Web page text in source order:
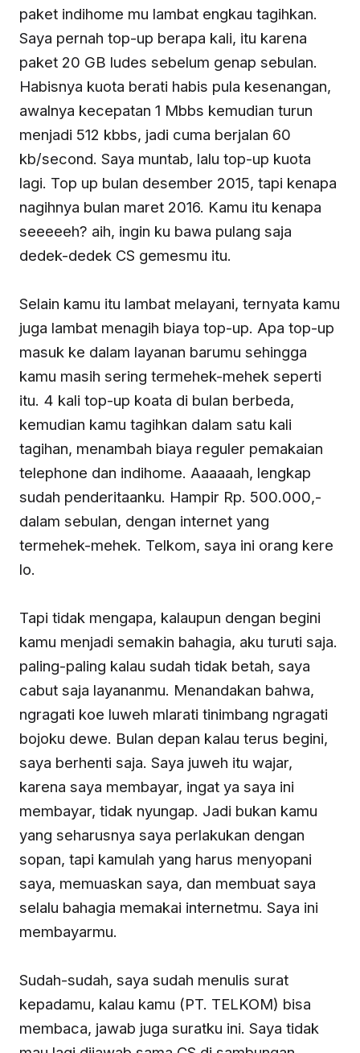
paket indihome mu lambat engkau tagihkan.
Saya pernah top-up berapa kali, itu karena
paket 20 GB ludes sebelum genap sebulan.
Habisnya kuota berati habis pula kesenangan,
awalnya kecepatan 1 Mbbs kemudian turun
menjadi 512 kbbs, jadi cuma berjalan 60
kb/second. Saya muntab, lalu top-up kuota
lagi. Top up bulan desember 2015, tapi kenapa
nagihnya bulan maret 2016. Kamu itu kenapa
seeeeeh? aih, ingin ku bawa pulang saja
dedek-dedek CS gemesmu itu.
Selain kamu itu lambat melayani, ternyata kamu
juga lambat menagih biaya top-up. Apa top-up
masuk ke dalam layanan barumu sehingga
kamu masih sering termehek-mehek seperti
itu. 4 kali top-up koata di bulan berbeda,
kemudian kamu tagihkan dalam satu kali
tagihan, menambah biaya reguler pemakaian
telephone dan indihome. Aaaaaah, lengkap
sudah penderitaanku. Hampir Rp. 500.000,-
dalam sebulan, dengan internet yang
termehek-mehek. Telkom, saya ini orang kere
lo.
Tapi tidak mengapa, kalaupun dengan begini
kamu menjadi semakin bahagia, aku turuti saja.
paling-paling kalau sudah tidak betah, saya
cabut saja layananmu. Menandakan bahwa,
ngragati koe luweh mlarati tinimbang ngragati
bojoku dewe. Bulan depan kalau terus begini,
saya berhenti saja. Saya juweh itu wajar,
karena saya membayar, ingat ya saya ini
membayar, tidak nyungap. Jadi bukan kamu
yang seharusnya saya perlakukan dengan
sopan, tapi kamulah yang harus menyopani
saya, memuaskan saya, dan membuat saya
selalu bahagia memakai internetmu. Saya ini
membayarmu.
Sudah-sudah, saya sudah menulis surat
kepadamu, kalau kamu (PT. TELKOM) bisa
membaca, jawab juga suratku ini. Saya tidak